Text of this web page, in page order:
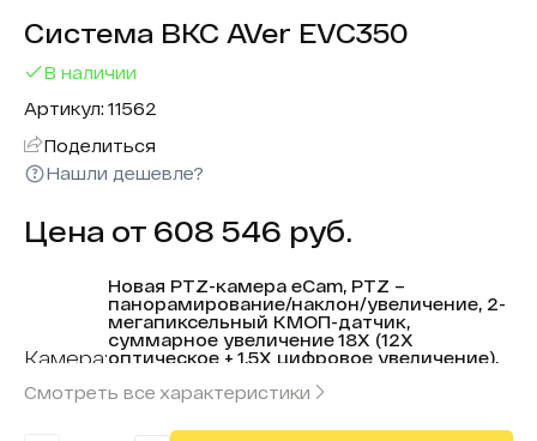
Система ВКС AVer EVC350
В наличии
Артикул: 11562
Поделиться
Нашли дешевле?
Цена от 608 546 руб.
Камера:
Новая PTZ-камера eCam, PTZ –
панорамирование/наклон/увеличение, 2-
мегапиксельный КМОП-датчик,
суммарное увеличение 18X (12X
оптическое + 1,5X цифровое увеличение),
угол обзора 72° (по горизонтали), угол
82° (по диагонали)
Смотреть все характеристики